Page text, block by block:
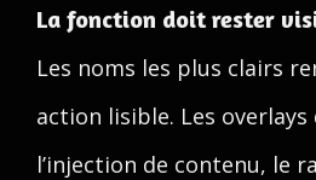
La fonction doit rester
Les noms les plus clairs
action lisible. Les overlays
l’injection de contenu, le